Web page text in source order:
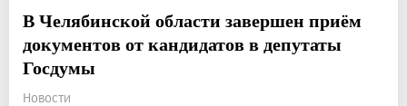
В Челябинской области завершен приём
документов от кандидатов в депутаты
Госдумы
Новости